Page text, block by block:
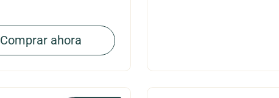
Comprar ahora